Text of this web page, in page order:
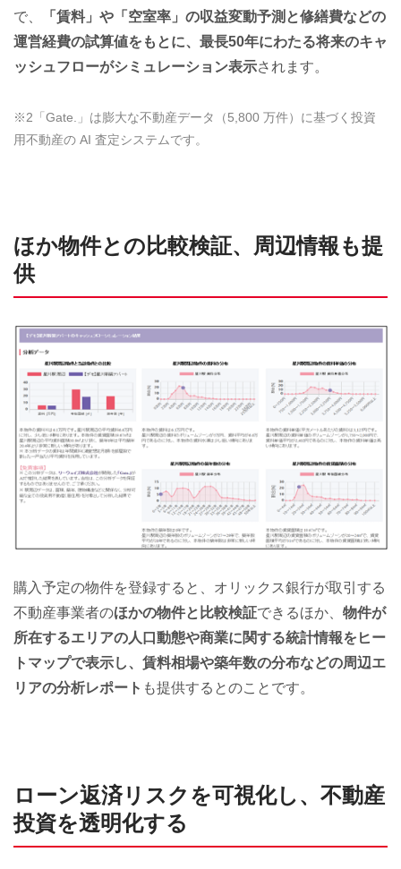
で、
「賃料」や「空室率」の収益変動予測と修繕費などの
運営経費の試算値をもとに、最長50年にわたる将来のキャ
ッシュフローがシミュレーション表示されます。
※2「Gate.」は膨大な不動産データ（5,800 万件）に基づく投資
用不動産の AI 査定システムです。
ほか物件との比較検証、周辺情報も提
供
購入予定の物件を登録すると、オリックス銀行が取引する
不動産事業者のほかの物件と比較検証できるほか、 物件が
所在するエリアの人口動態や商業に関する統計情報をヒー
トマップで表示し、賃料相場や築年数の分布などの周辺エ
リアの分析レポート も提供するとのことです。
ローン返済リスクを可視化し、不動産
投資を透明化する